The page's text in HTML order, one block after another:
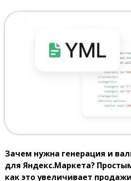
Зачем нужна генерация и
для Яндекс.Маркета?
как это увеличивает продажи